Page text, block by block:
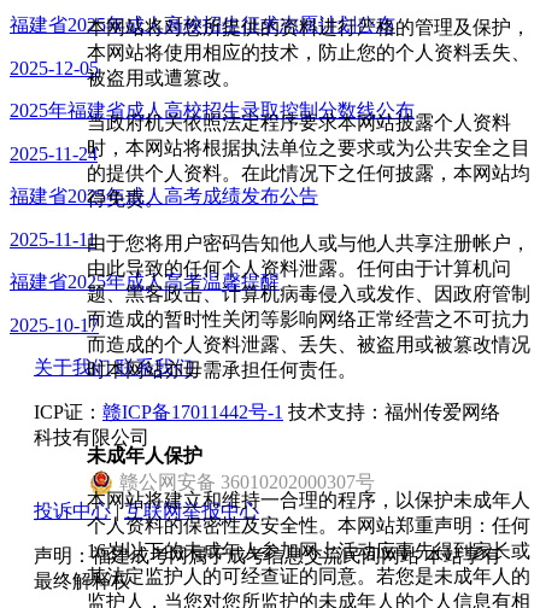
本网站将对您所提供的资料进行严格的管理及保护，
本网站将使用相应的技术，防止您的个人资料丢失、
被盗用或遭篡改。
当政府机关依照法定程序要求本网站披露个人资料
时，本网站将根据执法单位之要求或为公共安全之目
的提供个人资料。在此情况下之任何披露，本网站均
得免责。
由于您将用户密码告知他人或与他人共享注册帐户，
由此导致的任何个人资料泄露。任何由于计算机问
题、黑客政击、计算机病毒侵入或发作、因政府管制
而造成的暂时性关闭等影响网络正常经营之不可抗力
而造成的个人资料泄露、丢失、被盗用或被篡改情况
时本网站亦毋需承担任何责任。
未成年人保护
本网站将建立和维持一合理的程序，以保护未成年人
个人资料的保密性及安全性。本网站郑重声明：任何
16岁以下的未成年人参加网上活动应事先得到家长或
其法定监护人的可经查证的同意。若您是未成年人的
监护人，当您对您所监护的未成年人的个人信息有相
福建省2025年成人高校招生征求志愿计划公布
2025-12-05
2025年福建省成人高校招生录取控制分数线公布
2025-11-24
福建省2025年成人高考成绩发布公告
2025-11-11
福建省2025年成人高考温馨提醒
2025-10-17
关于我们 联系我们
ICP证： 赣ICP备17011442号-1 技术支持：福州传爱网络
科技有限公司
赣公网安备 36010202000307号
投诉中心|互联网举报中心
声明：福建成考网属于成考信息交流民间网站 本站享有
最终解释权